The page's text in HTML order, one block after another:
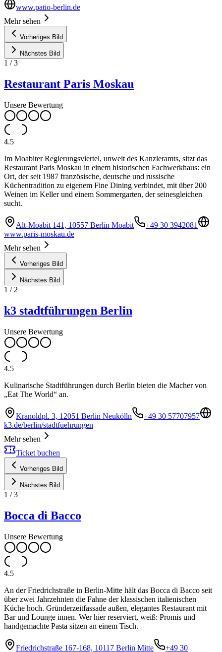
www.patio-berlin.de
Mehr sehen
Vorheriges Bild
Nächstes Bild
1 /3
Restaurant Paris Moskau
Unsere Bewertung
4.5
Im Moabiter Regierungsviertel, unweit des Kanzleramts, sitzt das
Restaurant Paris Moskau in einem historischen Fachwerkhaus: ein
Ort, der seit 1987 französische, deutsche und russische
Küchentradition zu eigenem Fine Dining verbindet, mit über 200
Weinen im Keller und einem Sommergarten, der seinesgleichen
sucht.
Alt-Moabit 141, 10557 Berlin Moabit
+49 30 3942081
www.paris-moskau.de
Mehr sehen
Vorheriges Bild
Nächstes Bild
1 / 2
k3 stadtführungen Berlin
Unsere Bewertung
4.5
Kulinarische Stadtführungen durch Berlin bieten die Macher von
„Eat The World“ an.
Kranoldpl. 3, 12051 Berlin Neukölln
+49 30 57707957
k3.de/berlin/stadtfuehrungen
Mehr sehen
Ticket buchen
Vorheriges Bild
Nächstes Bild
1 /3
Bocca di Bacco
Unsere Bewertung
4.5
An der Friedrichstraße in Berlin-Mitte hält das Bocca di Bacco seit
über zwei Jahrzehnten die Fahne der klassischen italienischen
Küche hoch. Gründerzeitfassade außen, elegantes Restaurant mit
Bar und Lounge innen. Wer hier reserviert, weiß: Promis und
handgemachte Pasta sitzen an einem Tisch.
Friedrichstraße 167-168, 10117 Berlin Mitte +49 30